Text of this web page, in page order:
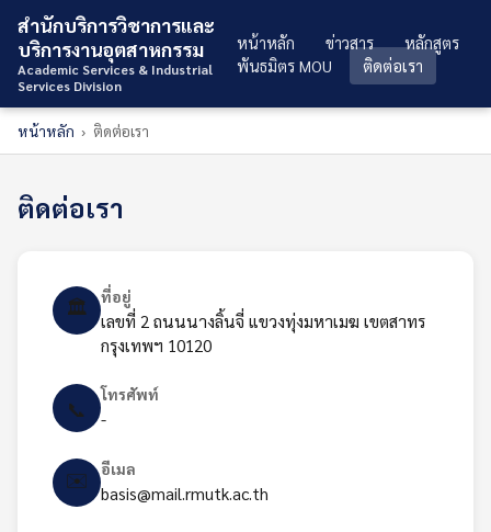
สำนักบริการวิชาการและ
บริการงานอุตสาหกรรม
Academic Services & Industrial
Services Division
หน้าหลัก ข่าวสาร
หลักสูตร
พันธมิตร MOU
ติดต่อเรา
หน้าหลัก › ติดต่อเรา
ติดต่อเรา
🏛️ ที่อยู่
เลขที่ 2 ถนนนางลิ้นจี่ แขวงทุ่งมหาเมฆ เขตสาทร
กรุงเทพฯ 10120
📞
โทรศัพท์
-
✉️ อีเมล
basis@mail.rmutk.ac.th